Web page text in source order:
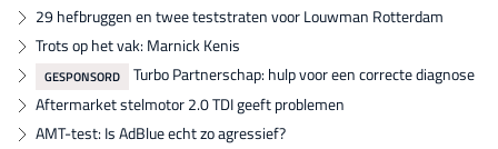
29 hefbruggen en twee teststraten voor Louwman Rotterdam
Trots op het vak: Marnick Kenis
GESPONSORD
Turbo Partnerschap: hulp voor een correcte diagnose
Aftermarket stelmotor 2.0 TDI geeft problemen
AMT-test: Is AdBlue echt zo agressief?